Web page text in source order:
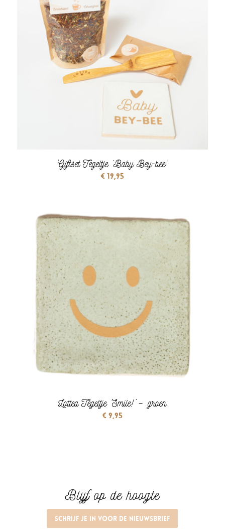
Giftset Tegeltje ‘Baby Bey-bee’
€19,95
Lottea Tegeltje ‘Smile!’ – groen
€9,95
Blijf op de hoogte
Schrijf je in voor de nieuwsbrief